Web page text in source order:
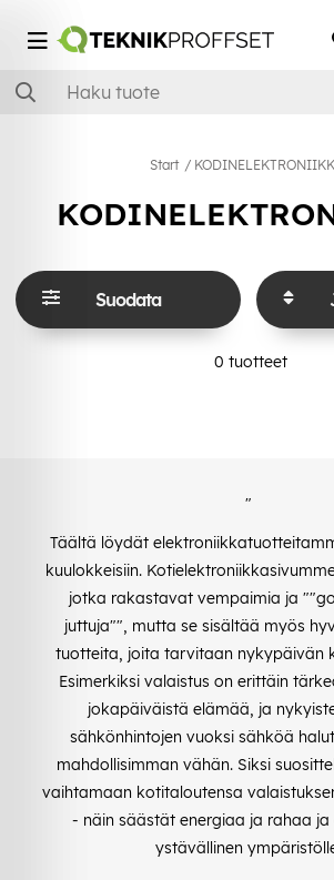
Start
Suodata
0 tuotteet
"
Täältä löydät
kuulokkeisiin.
jotka rakastavat vempaimia ja
juttuja"", mutta se sisältää myös
tuotteita, joita tarvitaan nykypäivän
Esimerkiksi valaistus on erittäin
jokapäiväistä elämää, ja
sähkönhintojen vuoksi sähköä
mahdollisimman vähän. Siksi
vaihtamaan kotitaloutensa
- näin säästät energiaa ja rahaa ja
ystävällinen